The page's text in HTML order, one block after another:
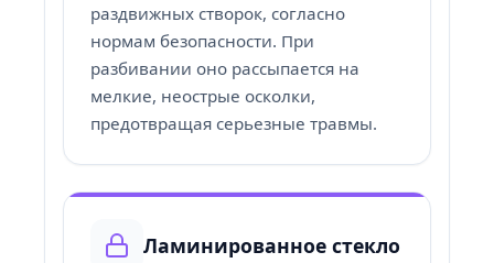
раздвижных створок, согласно
нормам безопасности. При
разбивании оно рассыпается на
мелкие, неострые осколки,
предотвращая серьезные травмы.
Ламинированное стекло